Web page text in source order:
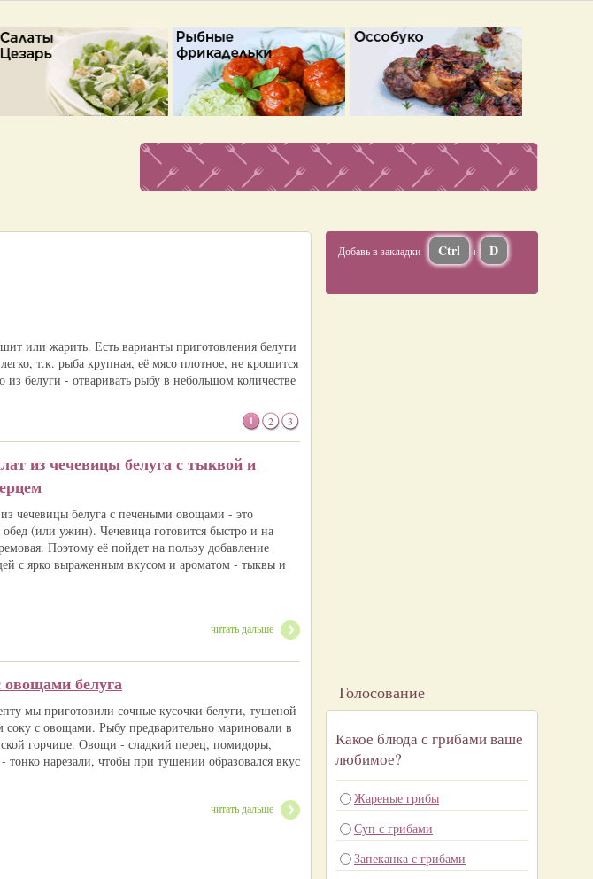
или жарить. Есть варианты приготовления белуги
т.к. рыба крупная, её мясо плотное, не крошится
белуги - отваривать рыбу в небольшом количестве
1 2 3
из чечевицы белуга с тыквой и
чечевицы белуга с печеными овощами - это
(или ужин). Чечевица готовится быстро и на
Поэтому её пойдет на пользу добавление
с ярко выраженным вкусом и ароматом - тыквы и
читать дальше
белуга
мы приготовили сочные кусочки белуги, тушеной
соку с овощами. Рыбу предварительно мариновали в
горчице. Овощи - сладкий перец, помидоры,
тонко нарезали, чтобы при тушении образовался вкус
читать дальше
Добавь в закладки Ctrl + D
Голосование
Какое блюда с грибами ваше
любимое?
Жареные грибы
Суп с грибами
Запеканка с грибами